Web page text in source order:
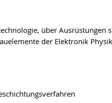
über Ausrüstungen
der Elektronik Physik